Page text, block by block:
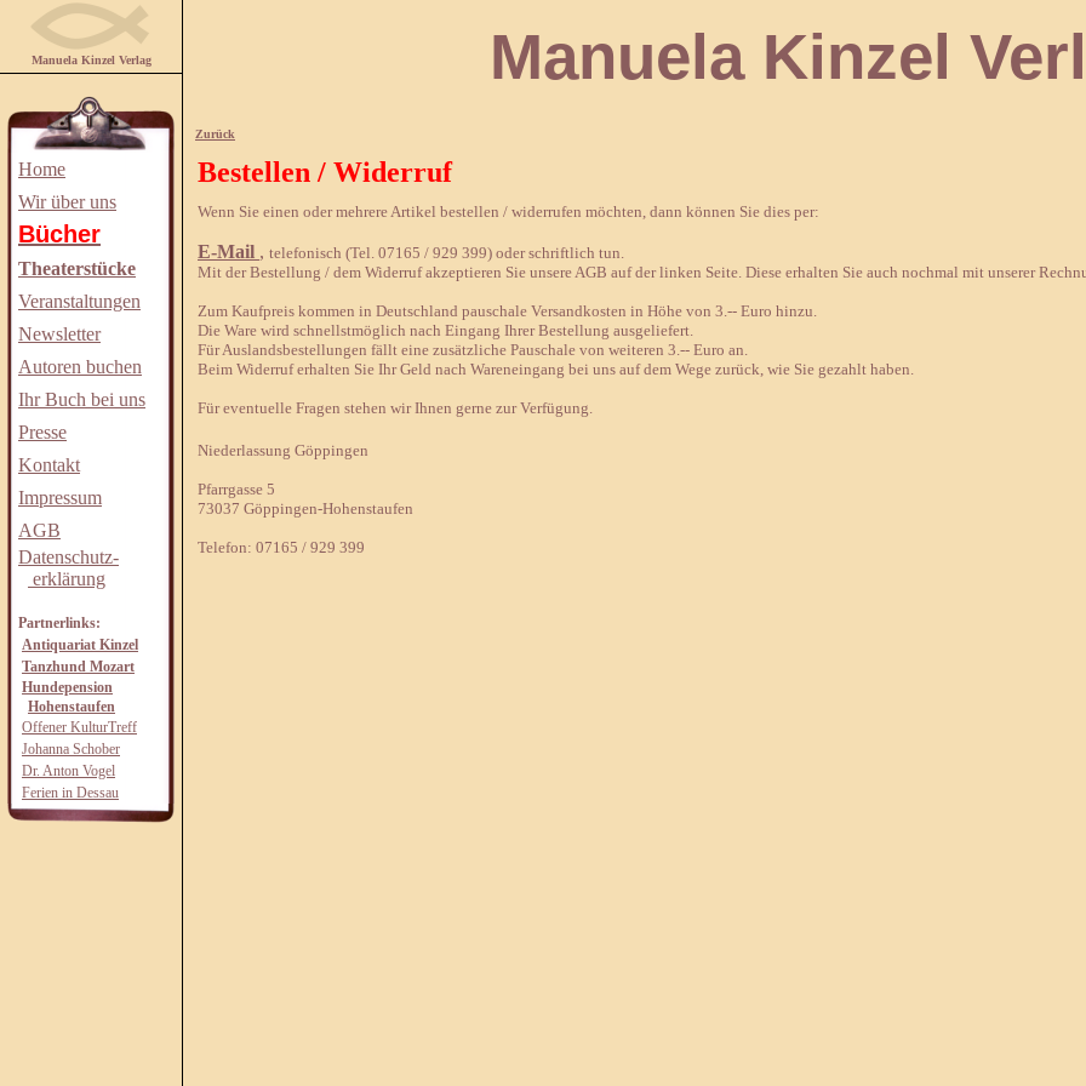
Manuela Kinzel Verlag
Home
Wir über uns
Bücher
Theaterstücke
Veranstaltungen
Newsletter
Autoren buchen
Ihr Buch bei uns
Presse
Kontakt
Impressum
AGB
Datenschutz-
erklärung
Partnerlinks:
Antiquariat Kinzel
Tanzhund Mozart
Hundepension
Hohenstaufen
Offener KulturTreff
Johanna Schober
Dr. Anton Vogel
Ferien in Dessau
Manuela Kinzel
Zurück
Bestellen / Widerruf
Wenn Sie einen oder mehrere Artikel bestellen / widerrufen möchten, dann können Sie dies per:
E-Mail , telefonisch (Tel. 07165 / 929 399) oder schriftlich tun.
Mit der Bestellung / dem Widerruf akzeptieren Sie unsere AGB auf der linken Seite. Diese erhalten Sie auch nochmal mit unserer
Zum Kaufpreis kommen in Deutschland pauschale Versandkosten in Höhe von 3.-- Euro hinzu.
Die Ware wird schnellstmöglich nach Eingang Ihrer Bestellung ausgeliefert.
Für Auslandsbestellungen fällt eine zusätzliche Pauschale von weiteren 3.-- Euro an.
Beim Widerruf erhalten Sie Ihr Geld nach Wareneingang bei uns auf dem Wege zurück, wie Sie gezahlt haben.
Für eventuelle Fragen stehen wir Ihnen gerne zur Verfügung.
Niederlassung Göppingen
Pfarrgasse 5
73037 Göppingen-Hohenstaufen
Telefon: 07165 / 929 399